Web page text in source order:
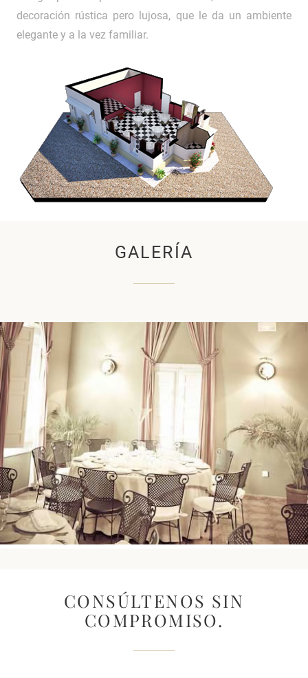
DISPOSICIÓN
ESCUELA
CAPACIDAD
50
decoración rústica pero lujosa, que le da un ambiente
elegante y a la vez familiar.
GALERÍA
CONSÚLTENOS SIN
COMPROMISO.